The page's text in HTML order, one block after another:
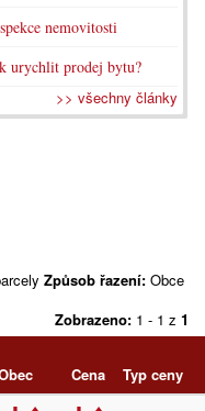
nemovitosti
urychlit prodej bytu?
>> všechny články
Způsob řazení: Obce
Zobrazeno: 1 - 1 z 1
Cena Typ ceny